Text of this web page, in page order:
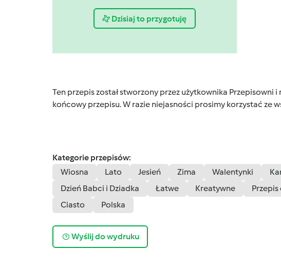
Dzisiaj to przygotuję
Ten przepis został stworzony przez użytkownika
końcowy przepisu. W razie niejasności prosimy korzystać ze
Kategorie przepisów:
Wiosna
Lato Jesień Zima Walentynki
Dzień Babci i Dziadka
Łatwe Kreatywne
Ciasto
Polska
Wyślij do wydruku